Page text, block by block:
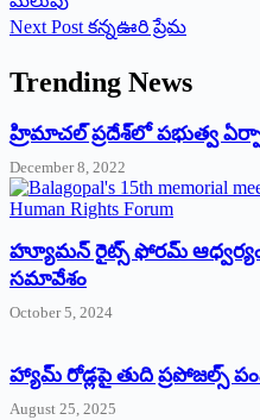
Next Post కన్నఊరి ప్రేమ
Trending News
‌హ్రిమాచల్‌ ‌ప్రదేశ్‌లో పభుత్వ
December 8, 2022
హ్యూమన్‌ రైట్స్‌ ఫోరమ్‌
సమావేశం
October 5, 2024
హ్యామ్‌ రోడ్లపై తుది ప్రపోజల్స్‌
August 25, 2025